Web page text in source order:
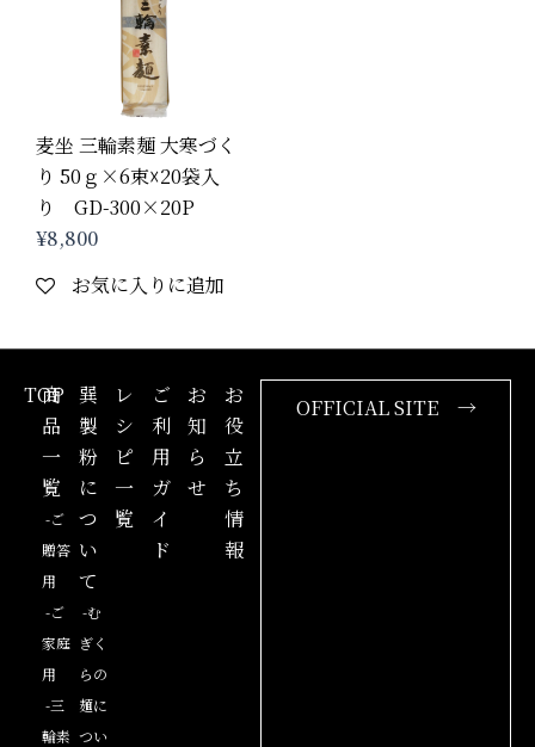
麦坐 三輪素麺 大寒づく
り 50ｇ×6束☓20袋入
り GD-300×20P
¥8,800
お気に入りに追加
TOP
商
品
一
覧
-ご
贈答
用
-ご
家庭
用
-三
輪素
巽
製
粉
に
つ
い
て
-む
ぎく
らの
麺に
つい
レ
シ
ピ
一
覧
ご
利
用
ガ
イ
ド
お
知
ら
せ
お
役
立
ち
情
報
OFFICIAL SITE →